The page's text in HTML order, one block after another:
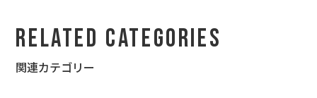
Related Categories
関連カテゴリー